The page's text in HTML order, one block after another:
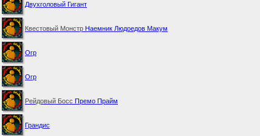
Двухголовый Гигант
Квестовый Монстр Наемник Людоедов Макум
Огр
Огр
Рейдовый Босс Премо Прайм
Грандис